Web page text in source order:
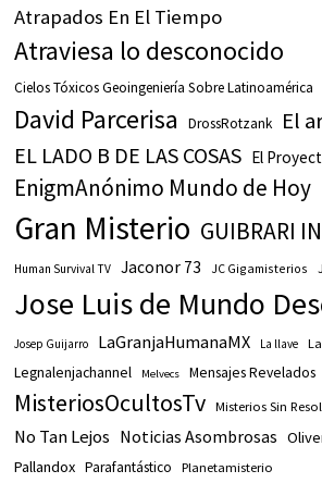
Atrapados En El Tiempo
Atraviesa lo desconocido
Cielos Tóxicos Geoingeniería Sobre Latinoamérica
David Parcerisa DrossRotzank El
EL LADO B DE LAS COSAS El
EnigmAnónimo Mundo de Hoy
Gran Misterio GUIBRARI
Human Survival TV Jaconor 73 JC Gigamisterios
Jose Luis de Mundo
Josep Guijarro LaGranjaHumanaMX La llave
Legnalenjachannel Melvecs Mensajes Revelados
MisteriosOcultosTv Misterios Sin
No Tan Lejos Noticias Asombrosas
Pallandox Parafantástico Planetamisterio